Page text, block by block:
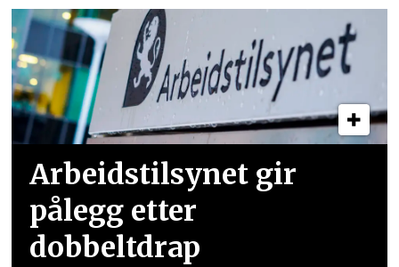
Arbeidstilsynet gir
pålegg etter
dobbeltdrap